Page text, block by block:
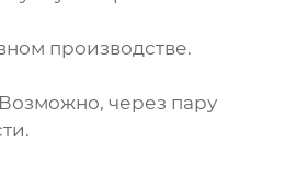
производстве.
через пару